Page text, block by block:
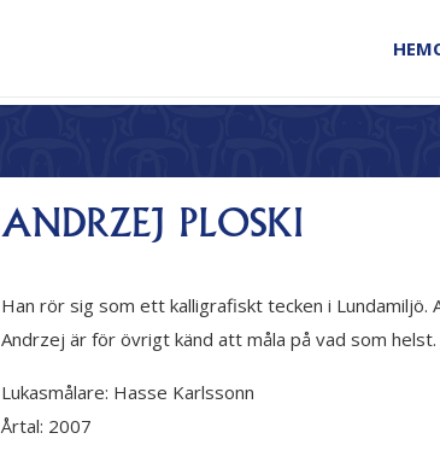
HEM
ANDRZEJ PLOSKI
Han rör sig som ett kalligrafiskt tecken i
Andrzej är för övrigt känd att måla på vad som helst.
Lukasmålare: Hasse Karlssonn
Årtal: 2007